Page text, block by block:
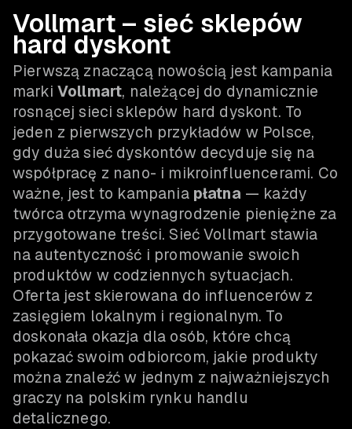
Vollmart – sieć sklepów
hard dyskont
Pierwszą znaczącą nowością jest kampania
marki Vollmart, należącej do dynamicznie
rosnącej sieci sklepów hard dyskont. To
jeden z pierwszych przykładów w Polsce,
gdy duża sieć dyskontów decyduje się na
współpracę z nano- i mikroinfluencerami. Co
ważne, jest to kampania płatna — każdy
twórca otrzyma wynagrodzenie pieniężne za
przygotowane treści. Sieć Vollmart stawia
na autentyczność i promowanie swoich
produktów w codziennych sytuacjach.
Oferta jest skierowana do influencerów z
zasięgiem lokalnym i regionalnym. To
doskonała okazja dla osób, które chcą
pokazać swoim odbiorcom, jakie produkty
można znaleźć w jednym z najważniejszych
graczy na polskim rynku handlu
detalicznego.